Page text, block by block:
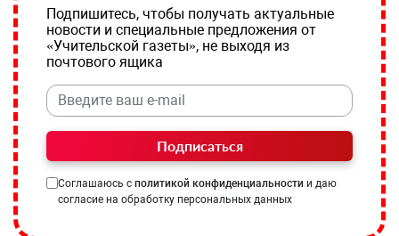
Подпишитесь, чтобы получать актуальные
новости и специальные предложения от
«Учительской газеты», не выходя из
почтового ящика
Подписаться
Соглашаюсь с политикой конфиденциальности и даю
согласие на обработку персональных данных